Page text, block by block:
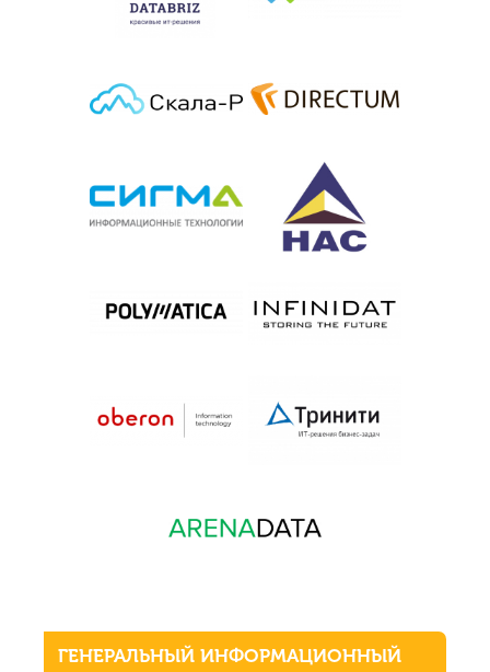
ГЕНЕРАЛЬНЫЙ ИНФОРМАЦИОННЫЙ